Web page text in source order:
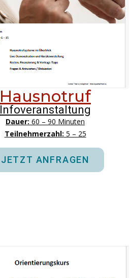
Hausnotruf
Infoveranstaltung
Dauer: 60 – 90 Minuten
Teilnehmerzahl: 5 – 25
JETZT ANFRAGEN